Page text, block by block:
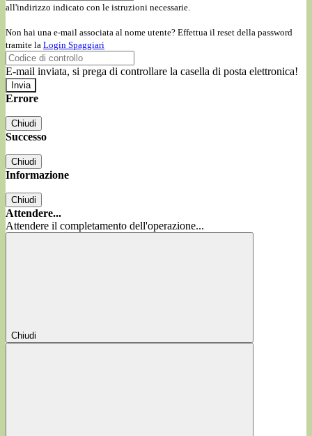
all'indirizzo indicato con le istruzioni necessarie.
Non hai una e-mail associata al nome utente? Effettua il reset della password
tramite la Login Spaggiari
E-mail inviata, si prega di controllare la casella di posta elettronica!
Errore
Chiudi
Successo
Chiudi
Informazione
Chiudi
Attendere...
Attendere il completamento dell'operazione...
Chiudi